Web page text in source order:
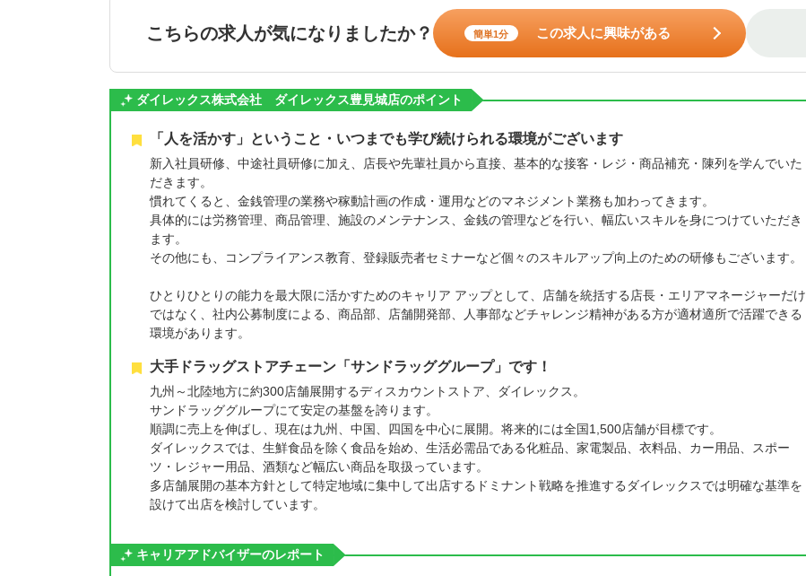
こちらの求人が気になりましたか？ 簡単1分 この求人に興味がある
ダイレックス株式会社 ダイレックス豊見城店のポイント
「人を活かす」ということ・いつまでも学び続けられる環境がございます
新入社員研修、中途社員研修に加え、店長や先輩社員から直接、基本的な接客・レジ・商品補充・陳列を学んでいた
だきます。
慣れてくると、金銭管理の業務や稼動計画の作成・運用などのマネジメント業務も加わってきます。
具体的には労務管理、商品管理、施設のメンテナンス、金銭の管理などを行い、幅広いスキルを身につけていただき
ます。
その他にも、コンプライアンス教育、登録販売者セミナーなど個々のスキルアップ向上のための研修もございます。
ひとりひとりの能力を最大限に活かすためのキャリア アップとして、店舗を統括する店長・エリアマネージャーだけ
ではなく、社内公募制度による、商品部、店舗開発部、人事部などチャレンジ精神がある方が適材適所で活躍できる
環境があります。
大手ドラッグストアチェーン「サンドラッググループ」です！
九州～北陸地方に約300店舗展開するディスカウントストア、ダイレックス。
サンドラッググループにて安定の基盤を誇ります。
順調に売上を伸ばし、現在は九州、中国、四国を中心に展開。将来的には全国1,500店舗が目標です。
ダイレックスでは、生鮮食品を除く食品を始め、生活必需品である化粧品、家電製品、衣料品、カー用品、スポー
ツ・レジャー用品、酒類など幅広い商品を取扱っています。
多店舗展開の基本方針として特定地域に集中して出店するドミナント戦略を推進するダイレックスでは明確な基準を
設けて出店を検討しています。
キャリアアドバイザーのレポート